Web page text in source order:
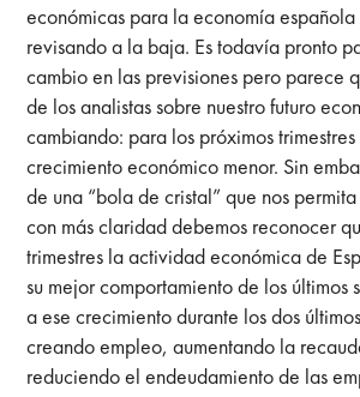
económicas para la economía española
revisando a la baja. Es todavía pronto
cambio en las previsiones pero parece
de los analistas sobre nuestro futuro
cambiando: para los próximos
crecimiento económico menor. Sin
de una “bola de cristal” que nos
con más claridad debemos reconocer
trimestres la actividad económica de
su mejor comportamiento de los últimos
a ese crecimiento durante los dos
creando empleo, aumentando la
reduciendo el endeudamiento de las